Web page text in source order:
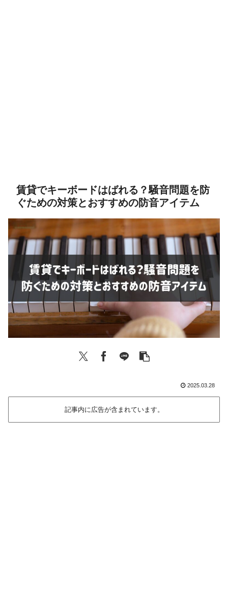
賃貸でキーボードはばれる？騒音問題を防
ぐための対策とおすすめの防音アイテム
2025.03.28
記事内に広告が含まれています。